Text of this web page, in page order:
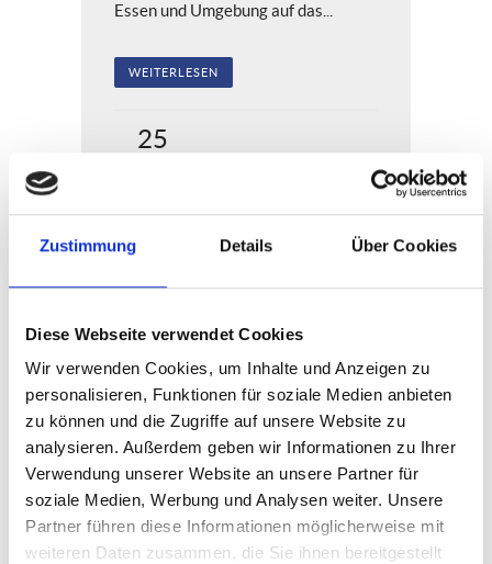
Zustimmung Details Über Cookies
Diese Webseite verwendet Cookies
Wir verwenden Cookies, um Inhalte und Anzeigen zu
personalisieren, Funktionen für soziale Medien anbieten
zu können und die Zugriffe auf unsere Website zu
analysieren. Außerdem geben wir Informationen zu Ihrer
Verwendung unserer Website an unsere Partner für
soziale Medien, Werbung und Analysen weiter. Unsere
Partner führen diese Informationen möglicherweise mit
weiteren Daten zusammen, die Sie ihnen bereitgestellt
Essen und Umgebung auf das...
WEITERLESEN
25
2016
Auch in diesem Jahr wird die AGRO-
Gruppe wieder an der
Firmenkontaktmesse „Chance“ der
Hochschule Osnabrück teilnehmen
und dort ihre Angebote für
Studierende und
Hochschulabsolventen vorstellen.